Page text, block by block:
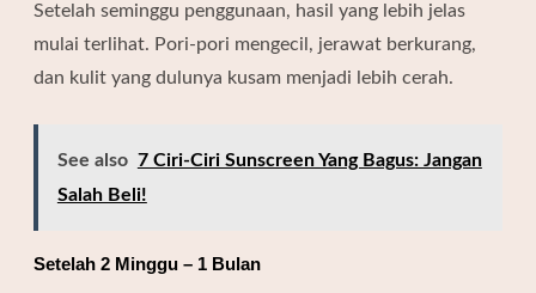
Setelah seminggu penggunaan, hasil yang lebih jelas
mulai terlihat. Pori-pori mengecil, jerawat berkurang,
dan kulit yang dulunya kusam menjadi lebih cerah.
See also 7 Ciri-Ciri Sunscreen Yang Bagus: Jangan
Salah Beli!
Setelah 2 Minggu – 1 Bulan